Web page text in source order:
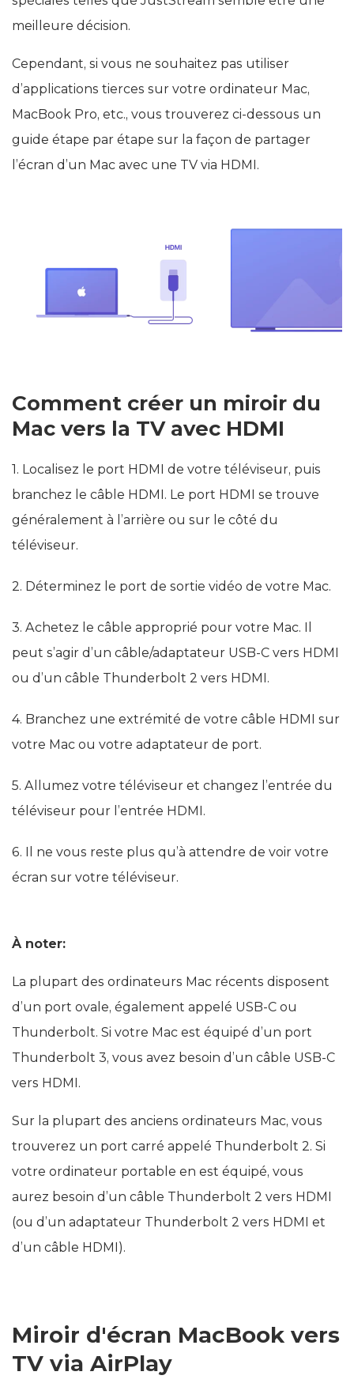
meilleure décision.
Cependant, si vous ne souhaitez pas utiliser
d’applications tierces sur votre ordinateur Mac,
MacBook Pro, etc., vous trouverez ci-dessous un
guide étape par étape sur la façon de partager
l’écran d’un Mac avec une TV via HDMI.
Comment créer un miroir du
Mac vers la TV avec HDMI
1. Localisez le port HDMI de votre téléviseur, puis
branchez le câble HDMI. Le port HDMI se trouve
généralement à l’arrière ou sur le côté du
téléviseur.
2. Déterminez le port de sortie vidéo de votre Mac.
3. Achetez le câble approprié pour votre Mac. Il
peut s’agir d’un câble/adaptateur USB-C vers HDMI
ou d’un câble Thunderbolt 2 vers HDMI.
4. Branchez une extrémité de votre câble HDMI sur
votre Mac ou votre adaptateur de port.
5. Allumez votre téléviseur et changez l’entrée du
téléviseur pour l’entrée HDMI.
6. Il ne vous reste plus qu’à attendre de voir votre
écran sur votre téléviseur.
À noter:
La plupart des ordinateurs Mac récents disposent
d’un port ovale, également appelé USB-C ou
Thunderbolt. Si votre Mac est équipé d’un port
Thunderbolt 3, vous avez besoin d’un câble USB-C
vers HDMI.
Sur la plupart des anciens ordinateurs Mac, vous
trouverez un port carré appelé Thunderbolt 2. Si
votre ordinateur portable en est équipé, vous
aurez besoin d’un câble Thunderbolt 2 vers HDMI
(ou d’un adaptateur Thunderbolt 2 vers HDMI et
d’un câble HDMI).
Miroir d'écran MacBook vers
TV via AirPlay